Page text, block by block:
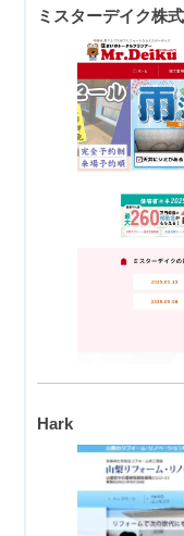
ミスターデイク株
Hark